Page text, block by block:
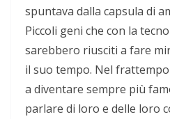
spuntava dalla capsula di
Piccoli geni che con la
sarebbero riusciti a fare
il suo tempo. Nel
a diventare sempre più
parlare di loro e delle loro